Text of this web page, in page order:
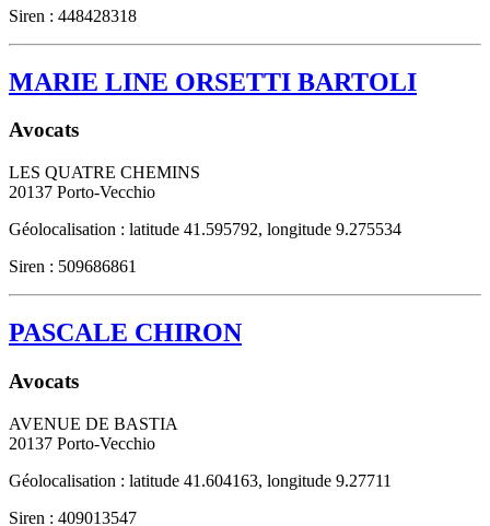
Siren : 448428318
MARIE LINE ORSETTI BARTOLI
Avocats
LES QUATRE CHEMINS
20137 Porto-Vecchio
Géolocalisation : latitude 41.595792, longitude 9.275534
Siren : 509686861
PASCALE CHIRON
Avocats
AVENUE DE BASTIA
20137 Porto-Vecchio
Géolocalisation : latitude 41.604163, longitude 9.27711
Siren : 409013547